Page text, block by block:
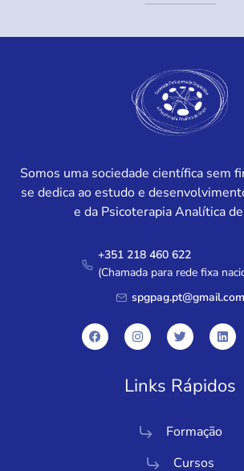
Somos uma sociedade científica sem
se dedica ao estudo e
e da Psicoterapia Analítica
+351 218 460 622
(Chamada para rede fixa
spgpag.pt@gmail.com
Links Rápidos
Formação
Cursos